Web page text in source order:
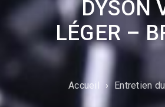
DYSON
LÉGER –
Accueil › Entretien